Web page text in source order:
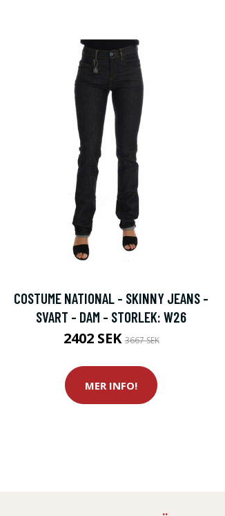
COSTUME NATIONAL - SKINNY JEANS -
SVART - DAM - STORLEK: W26
2402 SEK3667 SEK
MER INFO!